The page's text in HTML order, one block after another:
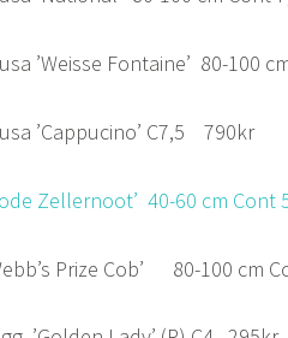
’Weisse Fontaine’ 80-
’Cappucino’ C7,5 790kr
Zellernoot’ 40-60
Prize Cob’ 80-